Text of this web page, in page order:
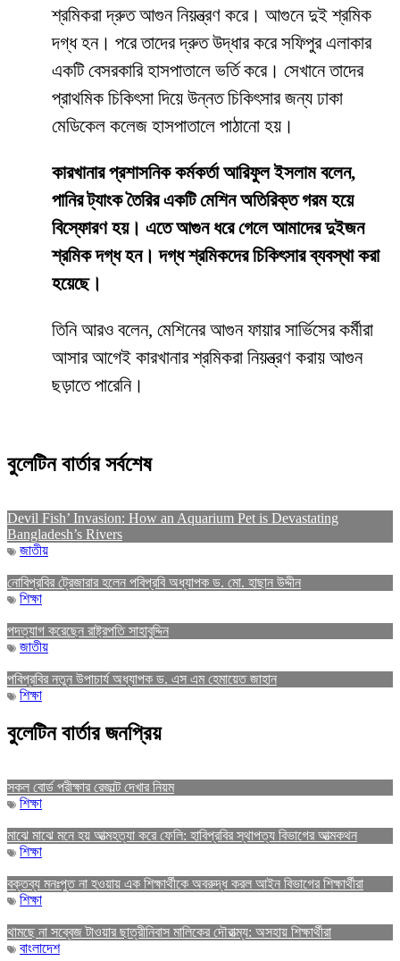
শ্রমিকরা দ্রুত আগুন নিয়ন্ত্রণ করে। আগুনে দুই শ্রমিক
দগ্ধ হন। পরে তাদের দ্রুত উদ্ধার করে সফিপুর এলাকার
একটি বেসরকারি হাসপাতালে ভর্তি করে। সেখানে তাদের
প্রাথমিক চিকিৎসা দিয়ে উন্নত চিকিৎসার জন্য ঢাকা
মেডিকেল কলেজ হাসপাতালে পাঠানো হয়।
কারখানার প্রশাসনিক কর্মকর্তা আরিফুল ইসলাম বলেন,
পানির ট্যাংক তৈরির একটি মেশিন অতিরিক্ত গরম হয়ে
বিস্ফোরণ হয়। এতে আগুন ধরে গেলে আমাদের দুইজন
শ্রমিক দগ্ধ হন। দগ্ধ শ্রমিকদের চিকিৎসার ব্যবস্থা করা
হয়েছে।
তিনি আরও বলেন, মেশিনের আগুন ফায়ার সার্ভিসের কর্মীরা
আসার আগেই কারখানার শ্রমিকরা নিয়ন্ত্রণ করায় আগুন
ছড়াতে পারেনি।
বুলেটিন বার্তার সর্বশেষ
Devil Fish’ Invasion: How an Aquarium Pet is Devastating
Bangladesh’s Rivers
জাতীয়
নোবিপ্রবির ট্রেজারার হলেন পবিপ্রবি অধ্যাপক ড. মো. হাছান উদ্দীন
শিক্ষা
পদত্যাগ করেছেন রাষ্ট্রপতি সাহাবুদ্দিন
জাতীয়
পবিপ্রবির নতুন উপাচার্য অধ্যাপক ড. এস এম হেমায়েত জাহান
শিক্ষা
বুলেটিন বার্তার জনপ্রিয়
সকল বোর্ড পরীক্ষার রেজাল্ট দেখার নিয়ম
শিক্ষা
মাঝে মাঝে মনে হয় আত্মহত্যা করে ফেলি: হাবিপ্রবির স্থাপত্য বিভাগের আত্মকথন
শিক্ষা
বক্তব্য মনঃপুত না হওয়ায় এক শিক্ষার্থীকে অবরুদ্ধ করল আইন বিভাগের শিক্ষার্থীরা
শিক্ষা
থামছে না সব্বেজ টাওয়ার ছাত্রীনিবাস মালিকের দৌরাত্ম্য: অসহায় শিক্ষার্থীরা
বাংলাদেশ